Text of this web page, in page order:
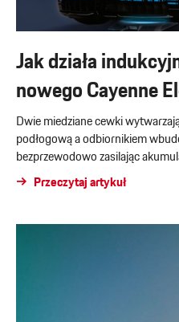
Jak działa
nowego Cayenne
Dwie miedziane cewki
podłogową a odbiornikiem
bezprzewodowo zasilając
Przeczytaj artykuł